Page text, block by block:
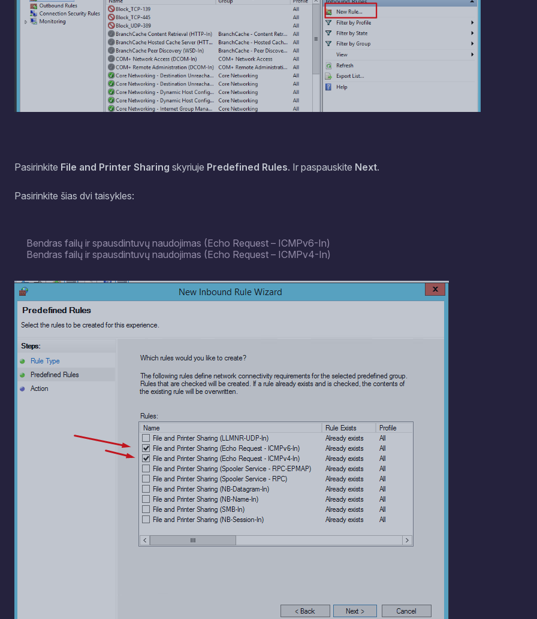
Pasirinkite File and Printer Sharing skyriuje Predefined Rules. Ir paspauskite Next.
Pasirinkite šias dvi taisykles:
Bendras failų ir spausdintuvų naudojimas (Echo Request – ICMPv6-In)
Bendras failų ir spausdintuvų naudojimas (Echo Request – ICMPv4-In)